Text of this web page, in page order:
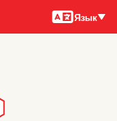
Языки
Язык